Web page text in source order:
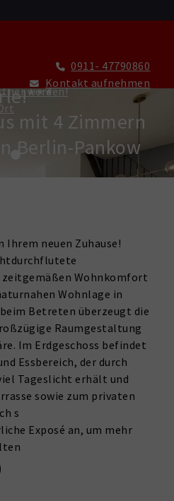
werden!
0911- 47790860
Kontakt aufnehmen
mit 4 Zimmern
Berlin-Pankow
neuen Zuhause!
zeitgemäßen Wohnkomfort
Wohnlage in
Betreten überzeugt die
Raumgestaltung
Im Erdgeschoss befindet
Essbereich, der durch
Tageslicht erhält und
sowie zum privaten
s
Exposé an, um mehr